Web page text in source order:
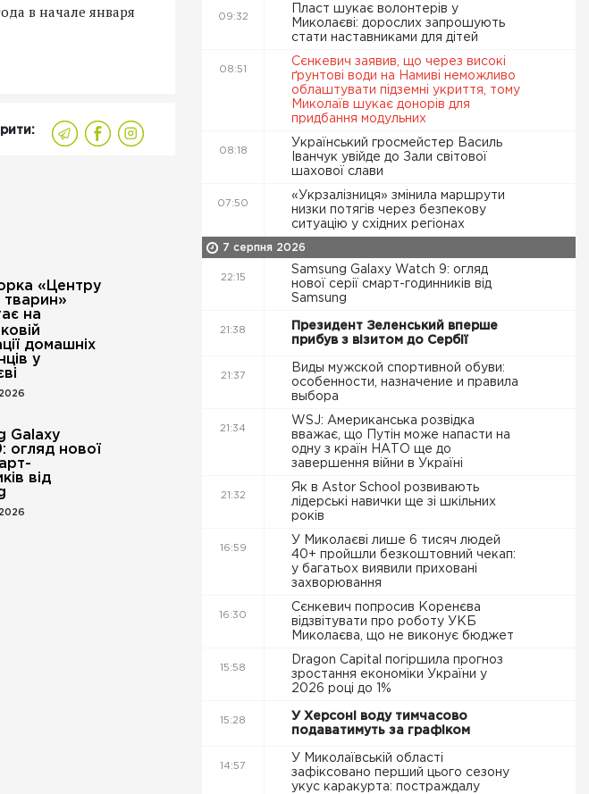
в начале января
«Центру
тварин»
на
домашніх
у
Galaxy
огляд нової
від
09:32
Пласт шукає волонтерів у
Миколаєві: дорослих запрошують
стати наставниками для дітей
08:51
Сєнкевич заявив, що через високі
ґрунтові води на Намиві неможливо
облаштувати підземні укриття, тому
Миколаїв шукає донорів для
придбання модульних
08:18
Український гросмейстер Василь
Іванчук увійде до Зали світової
шахової слави
07:50
«Укрзалізниця» змінила маршрути
низки потягів через безпекову
ситуацію у східних регіонах
7 серпня 2026
22:15
Samsung Galaxy Watch 9: огляд
нової серії смарт-годинників від
Samsung
21:38
Президент Зеленський вперше
прибув з візитом до Сербії
21:37
Виды мужской спортивной обуви:
особенности, назначение и правила
выбора
21:34
WSJ: Американська розвідка
вважає, що Путін може напасти на
одну з країн НАТО ще до
завершення війни в Україні
21:32
Як в Astor School розвивають
лідерські навички ще зі шкільних
років
16:59
У Миколаєві лише 6 тисяч людей
40+ пройшли безкоштовний чекап:
у багатьох виявили приховані
захворювання
16:30
Сєнкевич попросив Коренєва
відзвітувати про роботу УКБ
Миколаєва, що не виконує бюджет
15:58
Dragon Capital погіршила прогноз
зростання економіки України у
2026 році до 1%
15:28
У Херсоні воду тимчасово
подаватимуть за графіком
14:57
У Миколаївській області
зафіксовано перший цього сезону
укус каракурта: постраждалу